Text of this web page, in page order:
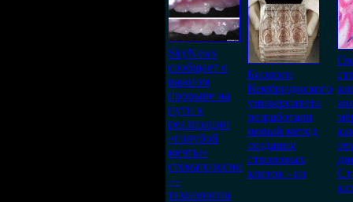
SkyNews
сообщает о
важном
прорыве на
пути к
реализации
«голубой
мечты»
стоматологии
—
технологии
Биологи
Кембриджского
университета
разработали
новый метод
создания
стволовых
клеток - из